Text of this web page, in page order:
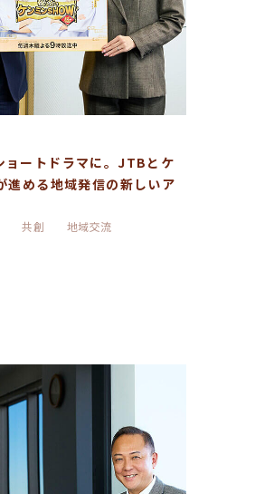
ョートドラマに。JTBとケ
進める地域発信の新しいア
共創
地域交流